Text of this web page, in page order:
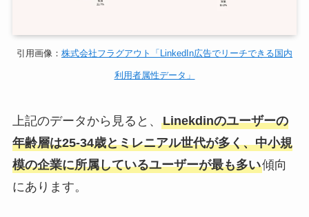
引用画像： 株式会社フラグアウト「LinkedIn広告でリーチできる国内
利用者属性データ」
上記のデータから見ると、 Linekdinのユーザーの
年齢層は25-34歳とミレニアル世代が多く、中小規
模の企業に所属しているユーザーが最も多い傾向
にあります。